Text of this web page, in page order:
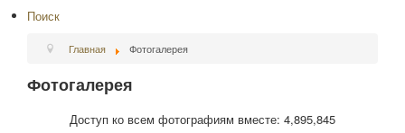
Поиск
Главная Фотогалерея
Фотогалерея
Доступ ко всем фотографиям вместе: 4,895,845